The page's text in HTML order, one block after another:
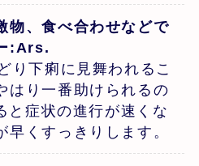
物、食べ合わせなどで
ー:Ars.
り下痢に見舞われるこ
はり一番助けられるの
と症状の進行が速くな
早くすっきりします。